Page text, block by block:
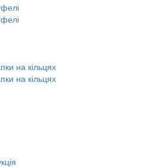
на кільцях
на кільцях